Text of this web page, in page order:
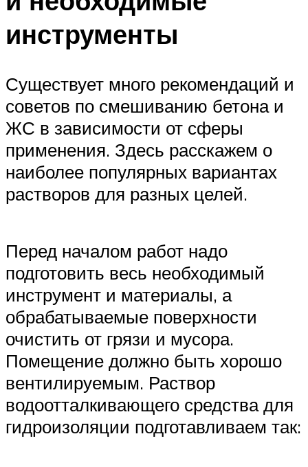
инструменты
Существует много рекомендаций и
советов по смешиванию бетона и
ЖС в зависимости от сферы
применения. Здесь расскажем о
наиболее популярных вариантах
растворов для разных целей.
Перед началом работ надо
подготовить весь необходимый
инструмент и материалы, а
обрабатываемые поверхности
очистить от грязи и мусора.
Помещение должно быть хорошо
вентилируемым. Раствор
водоотталкивающего средства для
гидроизоляции подготавливаем так: